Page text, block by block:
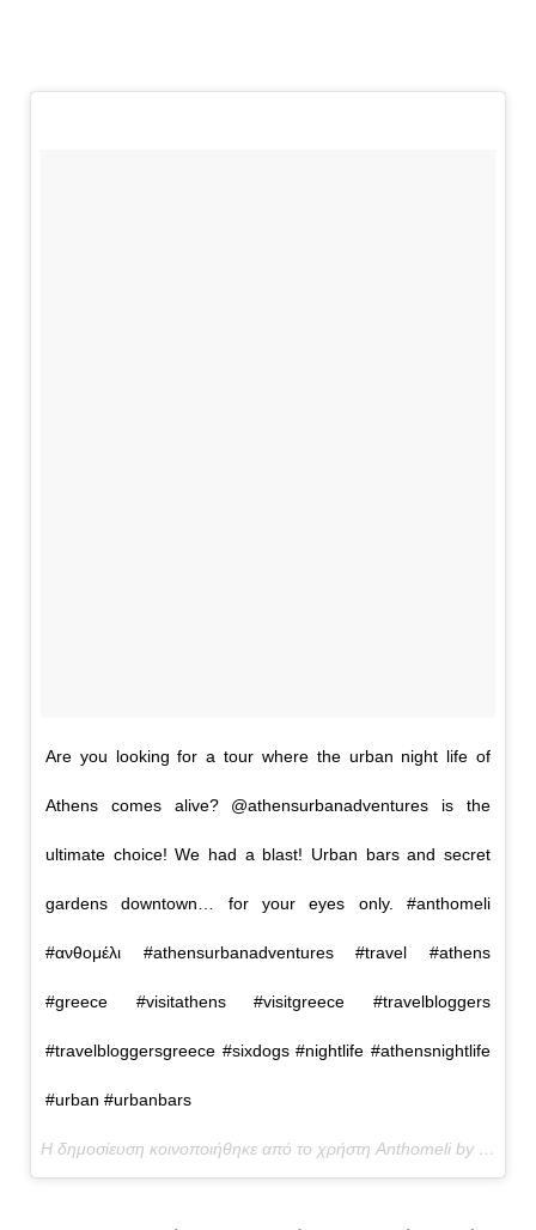
Are you looking for a tour where the urban night life of
Athens comes alive? @athensurbanadventures is the
ultimate choice! We had a blast! Urban bars and secret
gardens downtown… for your eyes only. #anthomeli
#ανθομέλι #athensurbanadventures #travel #athens
#greece #visitathens #visitgreece #travelbloggers
#travelbloggersgreece #sixdogs #nightlife #athensnightlife
#urban #urbanbars
Η δημοσίευση κοινοποιήθηκε από το χρήστη Anthomeli by Kathy and Callie (@anthomeli) στις